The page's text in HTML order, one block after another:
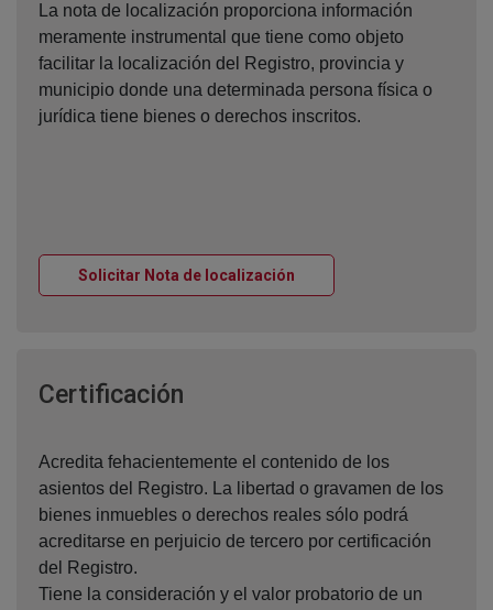
La nota de localización proporciona información
meramente instrumental que tiene como objeto
facilitar la localización del Registro, provincia y
municipio donde una determinada persona física o
jurídica tiene bienes o derechos inscritos.
Solicitar Nota de localización
Certificación
Acredita fehacientemente el contenido de los
asientos del Registro. La libertad o gravamen de los
bienes inmuebles o derechos reales sólo podrá
acreditarse en perjuicio de tercero por certificación
del Registro.
Tiene la consideración y el valor probatorio de un